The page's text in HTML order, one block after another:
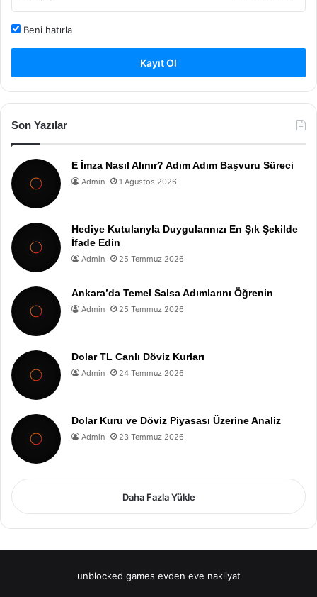
Beni hatırla
Kayıt Ol
Son Yazılar
E İmza Nasıl Alınır? Adım Adım Başvuru Süreci
Admin 1 Ağustos 2026
Hediye Kutularıyla Duygularınızı En Şık Şekilde
İfade Edin
Admin 25 Temmuz 2026
Ankara’da Temel Salsa Adımlarını Öğrenin
Admin 25 Temmuz 2026
Dolar TL Canlı Döviz Kurları
Admin 24 Temmuz 2026
Dolar Kuru ve Döviz Piyasası Üzerine Analiz
Admin 23 Temmuz 2026
Daha Fazla Yükle
unblocked games evden eve nakliyat